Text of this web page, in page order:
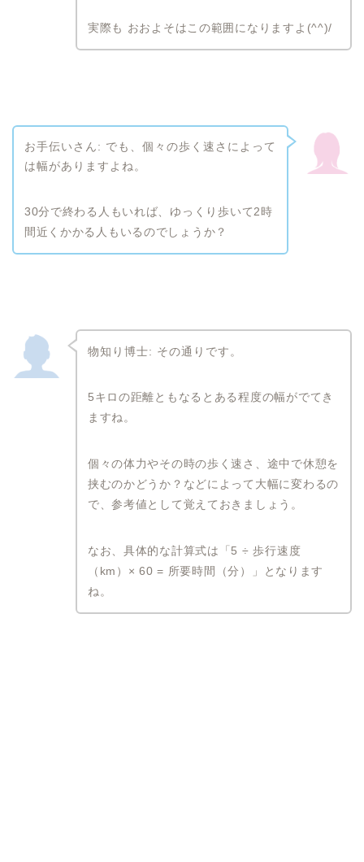
実際も おおよそはこの範囲になりますよ(^^)/
お手伝いさん: でも、個々の歩く速さによって
は幅がありますよね。
30分で終わる人もいれば、ゆっくり歩いて2時
間近くかかる人もいるのでしょうか？
物知り博士: その通りです。
5キロの距離ともなるとある程度の幅がでてき
ますね。
個々の体力やその時の歩く速さ、途中で休憩を
挟むのかどうか？などによって大幅に変わるの
で、参考値として覚えておきましょう。
なお、具体的な計算式は「5 ÷ 歩行速度
（km）× 60 = 所要時間（分）」となります
ね。